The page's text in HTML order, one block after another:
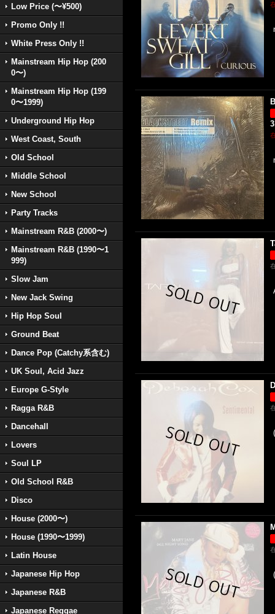
Low Price (〜¥500)
Promo Only !!
White Press Only !!
Mainstream Hip Hop (200
0〜)
Mainstream Hip Hop (199
0〜1999)
Underground Hip Hop
West Coast, South
Old School
Middle School
New School
Party Tracks
Mainstream R&B (2000〜)
Mainstream R&B (1990〜1
999)
Slow Jam
New Jack Swing
Hip Hop Soul
Ground Beat
Dance Pop (Catchy系含む)
UK Soul, Acid Jazz
Europe G-Style
Ragga R&B
Dancehall
Lovers
Soul LP
Old School R&B
Disco
House (2000〜)
House (1990〜1999)
Latin House
Japanese Hip Hop
Japanese R&B
Japanese Reggae